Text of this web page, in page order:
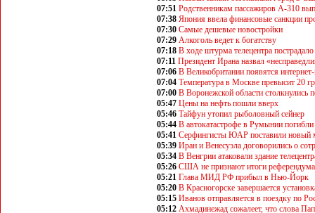
07:51 Родственникам пассажиров А-310
07:38 Япония ввела финансовые санкции
07:30 Самые дешевые новостройки
07:29 Алкоголь ведет к богатству
07:18 В ходе штурма телецентра
07:11 Президент Ирана назвал
07:06 В Великобритании появятся
07:04 Температура в Москве превысит 20
07:00 В Воронежской области столкнулись
05:47 Цены на нефть пошли вверх
05:46 Тайфун утопил рыболовный сейнер
05:44 В автокатастрофе в Румынии погибли
05:41 Серфингисты ЮАР поставили новый
05:39 Иран и Венесуэла договорились о
05:34 В Венгрии атаковали здание
05:26 США не признают итоги
05:21 Глава МИД РФ прибыл в Нью-Йорк
05:20 В Красногорске завершается
05:15 Иванов отправляется в поездку по
05:12 Ахмадинежад сожалеет, что слова